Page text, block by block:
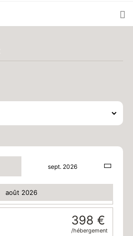
sept. 2026
août 2026
/hébergement
331 €
497 €
398 €
/hébergement